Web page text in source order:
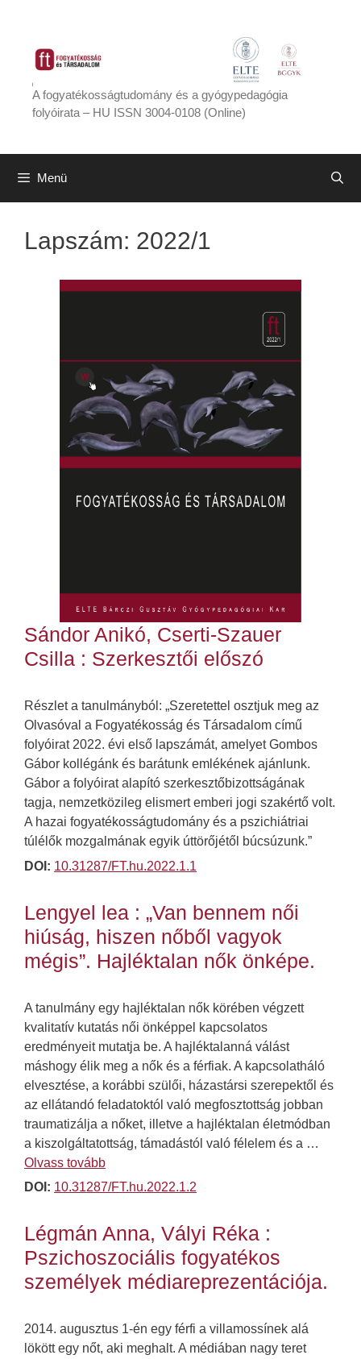
tartalomba
A fogyatékosságtudomány és a gyógypedagógia
folyóirata – HU ISSN 3004-0108 (Online)
Menü
Lapszám: 2022/1
Sándor Anikó, Cserti-Szauer
Csilla : Szerkesztői előszó
Részlet a tanulmányból: „Szeretettel osztjuk meg az
Olvasóval a Fogyatékosság és Társadalom című
folyóirat 2022. évi első lapszámát, amelyet Gombos
Gábor kollégánk és barátunk emlékének ajánlunk.
Gábor a folyóirat alapító szerkesztőbizottságának
tagja, nemzetközileg elismert emberi jogi szakértő volt.
A hazai fogyatékosságtudomány és a pszichiátriai
túlélők mozgalmának egyik úttörőjétől búcsúzunk.”
DOI: 10.31287/FT.hu.2022.1.1
Lengyel lea : „Van bennem női
hiúság, hiszen nőből vagyok
mégis”. Hajléktalan nők önképe.
A tanulmány egy hajléktalan nők körében végzett
kvalitatív kutatás női önképpel kapcsolatos
eredményeit mutatja be. A hajléktalanná válást
máshogy élik meg a nők és a férfiak. A kapcsolatháló
elvesztése, a korábbi szülői, házastársi szerepektől és
az ellátandó feladatoktól való megfosztottság jobban
traumatizálja a nőket, illetve a hajléktalan életmódban
a kiszolgáltatottság, támadástól való félelem és a …
Olvass tovább
DOI: 10.31287/FT.hu.2022.1.2
Légmán Anna, Vályi Réka :
Pszichoszociális fogyatékos
személyek médiareprezentációja.
2014. augusztus 1-én egy férfi a villamossínek alá
lökött egy nőt, aki meghalt. A médiában nagy teret